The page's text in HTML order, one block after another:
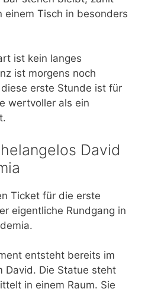
einem Tisch in besonders
ist kein langes
ist morgens noch
erste Stunde ist für
wertvoller als ein
David
Ticket für die erste
eigentliche Rundgang in
entsteht bereits im
David. Die Statue steht
in einem Raum. Sie